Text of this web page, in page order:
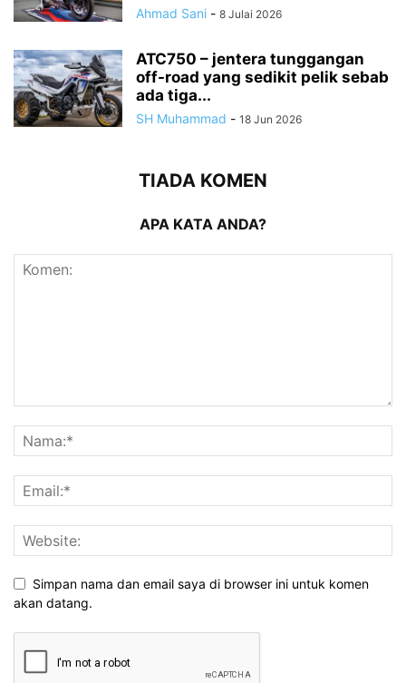
Ahmad Sani - 8 Julai 2026
ATC750 – jentera tunggangan
off-road yang sedikit pelik sebab
ada tiga...
SH Muhammad - 18 Jun 2026
TIADA KOMEN
APA KATA ANDA?
Simpan nama dan email saya di browser ini untuk komen
akan datang.